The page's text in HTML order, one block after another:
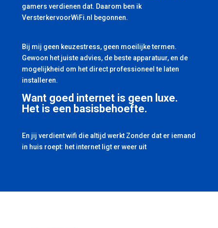
gamers verdienen dat. Daarom ben ik
VersterkervoorWiFi.nl begonnen.
Bij mij geen keuzestress, geen moeilijke termen.
Gewoon het juiste advies, de beste apparatuur, en de
mogelijkheid om het direct professioneel te laten
installeren.
Want goed internet is geen luxe.
Het is een basisbehoefte.
En jij verdient wifi die altijd werkt Zonder dat er iemand
in huis roept: het internet ligt er weer uit